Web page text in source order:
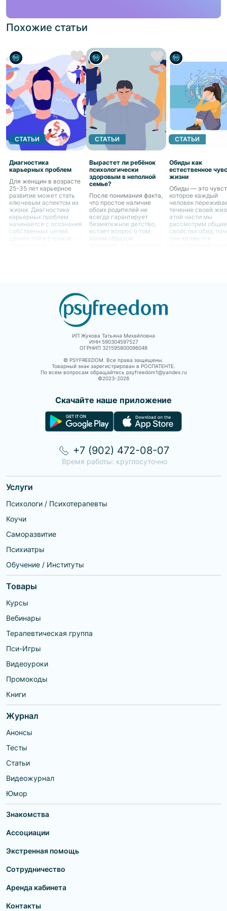
Похожие статьи
СТАТЬИ
Диагностика
карьерных проблем
Для женщин в возрасте
25-35 лет карьерное
развитие может стать
ключевым аспектом их
жизни. Диагностика
карьерных проблем
начинается с осознания
собственных целей,
ценностей и страхов,
СТАТЬИ
Вырастет ли ребёнок
психологически
здоровым в неполной
семье?
После понимания факта,
что простое наличие
обоих родителей не
всегда гарантирует
безмятежное детство,
встает вопрос о том,
каким образом
СТАТЬИ
Обиды как
естественное
жизни
Обиды — это
которое каждый
человек
течение своей
этой части мы
рассмотрим общие
свойства обид,
они являются
ИП Жукова Татьяна Михайловна
ИНН 590304597527
ОГРНИП 321595800096048
© PSYFREEDOM. Все права защищены.
Товарный знак зарегистрирован в РОСПАТЕНТЕ.
По всем вопросам обращайтесь psyfreedom1@yandex.ru
©2023-2026
Скачайте наше приложение
Услуги
Психологи / Психотерапевты
Коучи
Саморазвитие
Психиатры
Обучение / Институты
Товары
Курсы
Вебинары
Терапевтическая группа
Пси-Игры
Видеоуроки
Промокоды
Книги
Журнал
Анонсы
Тесты
Статьи
Видеожурнал
Юмор
Знакомства
Ассоциации
Экстренная помощь
Сотрудничество
Аренда кабинета
Контакты
+7 (902) 472-08-07
Время работы: круглосуточно